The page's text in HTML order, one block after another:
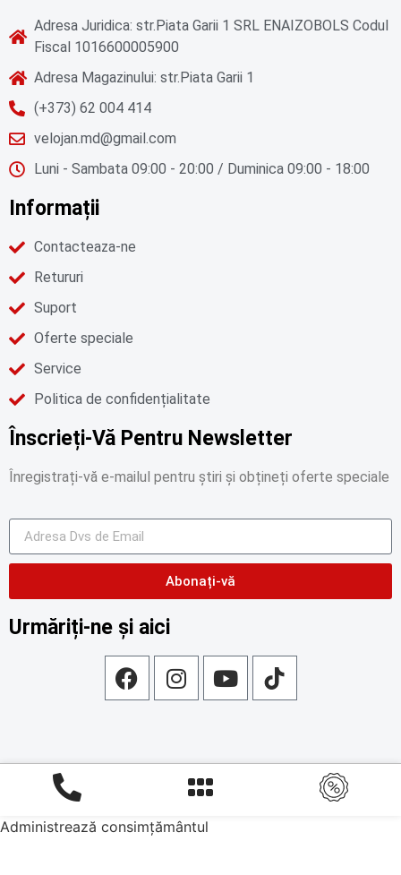
Adresa Juridica: str.Piata Garii 1 SRL ENAIZOBOLS Codul
Fiscal 1016600005900
Adresa Magazinului: str.Piata Garii 1
(+373) 62 004 414
velojan.md@gmail.com
Luni - Sambata 09:00 - 20:00 / Duminica 09:00 - 18:00
Informații
Contacteaza-ne
Retururi
Suport
Oferte speciale
Service
Politica de confidențialitate
Înscrieți-Vă Pentru Newsletter
Înregistrați-vă e-mailul pentru știri și obțineți oferte speciale
Abonați-vă
Urmăriți-ne și aici
Administrează consimțământul